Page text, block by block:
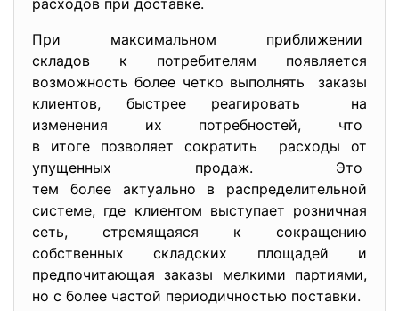
расходов при доставке.
При максимальном приближении
складов к потребителям появляется
возможность более четко выполнять заказы
клиентов, быстрее реагировать на
изменения их потребностей, что
в итоге позволяет сократить расходы от
упущенных продаж. Это
тем более актуально в распределительной
системе, где клиентом выступает розничная
сеть, стремящаяся к сокращению
собственных складских площадей и
предпочитающая заказы мелкими партиями,
но с более частой периодичностью поставки.